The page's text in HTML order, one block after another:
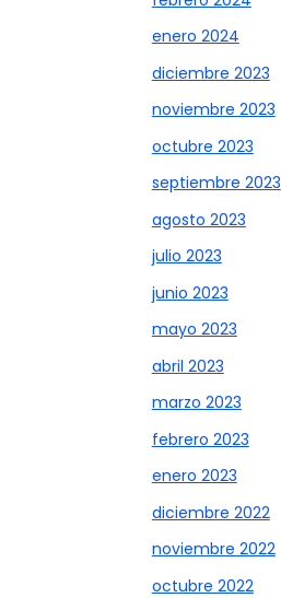
enero 2024
diciembre 2023
noviembre 2023
octubre 2023
septiembre 2023
agosto 2023
julio 2023
junio 2023
mayo 2023
abril 2023
marzo 2023
febrero 2023
enero 2023
diciembre 2022
noviembre 2022
octubre 2022